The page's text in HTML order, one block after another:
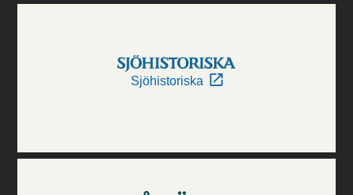
Sjöhistoriska